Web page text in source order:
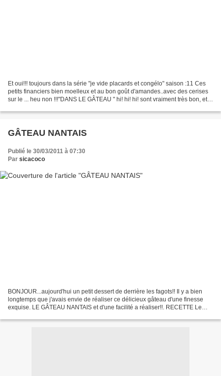
Et oui!!! toujours dans la série "je vide placards et congélo" saison :11 Ces
petits financiers bien moelleux et au bon goût d'amandes..avec des cerises
sur le ... heu non !!!"DANS LE GÂTEAU " hi! hi! hi! sont vraiment très bon, et
GÂTEAU NANTAIS
Publié le 30/03/2011 à 07:30
Par sicacoco
BONJOUR...aujourd'hui un petit dessert de derrière les fagots!! Il y a bien
longtemps que j'avais envie de réaliser ce délicieux gâteau d'une finesse
exquise. LE GÂTEAU NANTAIS et d'une facilité a réaliser!!. RECETTE Le